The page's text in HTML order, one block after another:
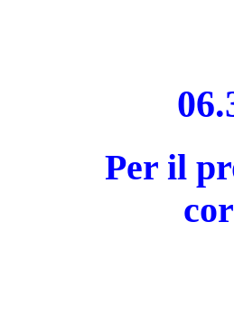
Per il